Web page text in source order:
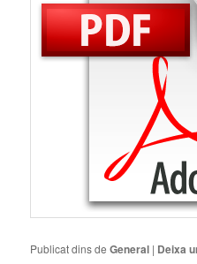
Publicat dins de General | Deixa